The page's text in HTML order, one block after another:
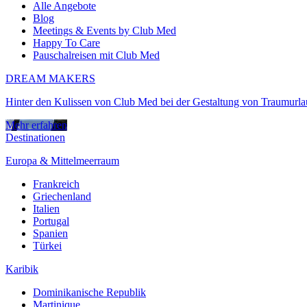
Alle Angebote
Blog
Meetings & Events by Club Med
Happy To Care
Pauschalreisen mit Club Med
DREAM MAKERS
Hinter den Kulissen von Club Med bei der Gestaltung von
Mehr erfahren
Destinationen
Europa & Mittelmeerraum
Frankreich
Griechenland
Italien
Portugal
Spanien
Türkei
Karibik
Dominikanische Republik
Martinique